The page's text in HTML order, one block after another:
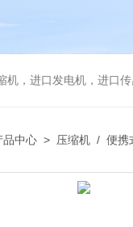
机，进口发电机，进口
品中心 > 压缩机 / 便携